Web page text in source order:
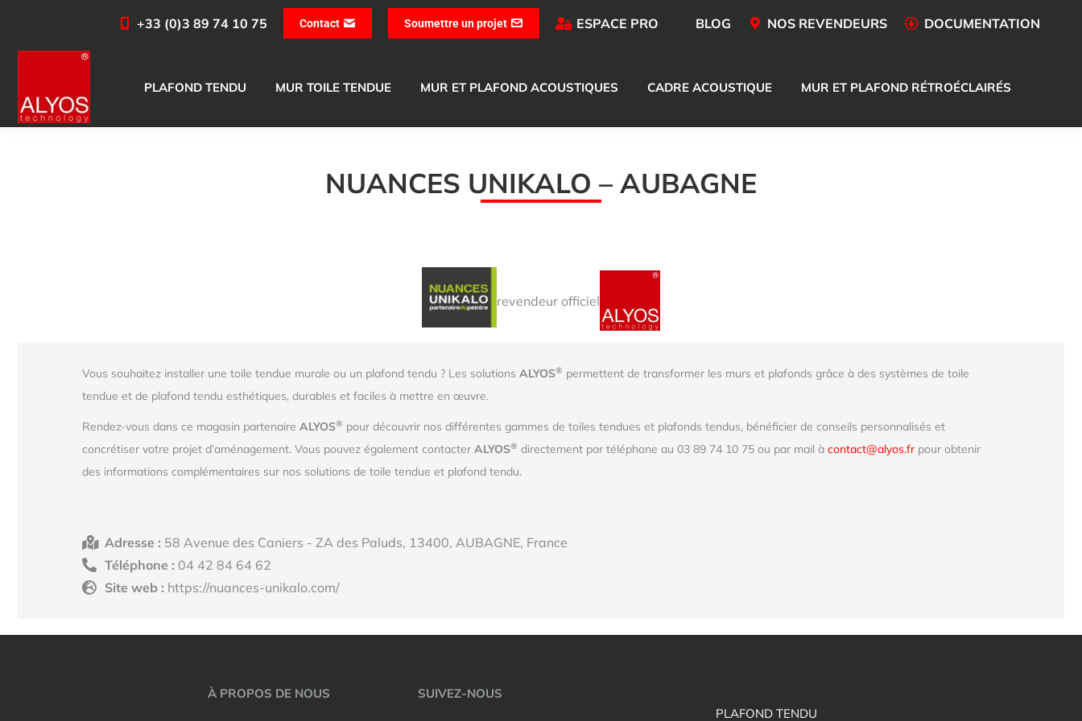
+33 (0)3 89 74 10 75 Contact Soumettre un projet ESPACE PRO BLOG NOS REVENDEURS DOCUMENTATION
PLAFOND TENDU MUR TOILE TENDUE MUR ET PLAFOND ACOUSTIQUES CADRE ACOUSTIQUE MUR ET PLAFOND RÉTROÉCLAIRÉS
NUANCES UNIKALO – AUBAGNE
revendeur officiel
Vous souhaitez installer une toile tendue murale ou un plafond tendu ? Les solutions ALYOS® permettent de transformer les murs et plafonds grâce à des systèmes de toile
tendue et de plafond tendu esthétiques, durables et faciles à mettre en œuvre.
Rendez-vous dans ce magasin partenaire ALYOS® pour découvrir nos différentes gammes de toiles tendues et plafonds tendus, bénéficier de conseils personnalisés et
concrétiser votre projet d’aménagement. Vous pouvez également contacter ALYOS® directement par téléphone au 03 89 74 10 75 ou par mail à contact@alyos.fr pour obtenir
des informations complémentaires sur nos solutions de toile tendue et plafond tendu.
Adresse : 58 Avenue des Caniers - ZA des Paluds, 13400, AUBAGNE, France
Téléphone : 04 42 84 64 62
Site web : https://nuances-unikalo.com/
À PROPOS DE NOUS
SUIVEZ-NOUS
PLAFOND TENDU